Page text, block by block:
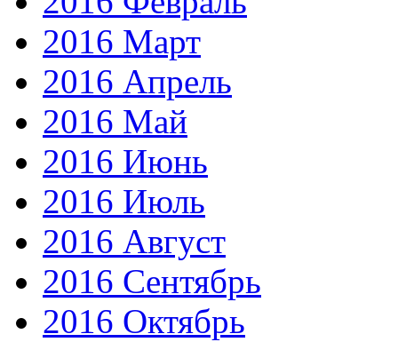
2016 Март
2016 Апрель
2016 Май
2016 Июнь
2016 Июль
2016 Август
2016 Сентябрь
2016 Октябрь